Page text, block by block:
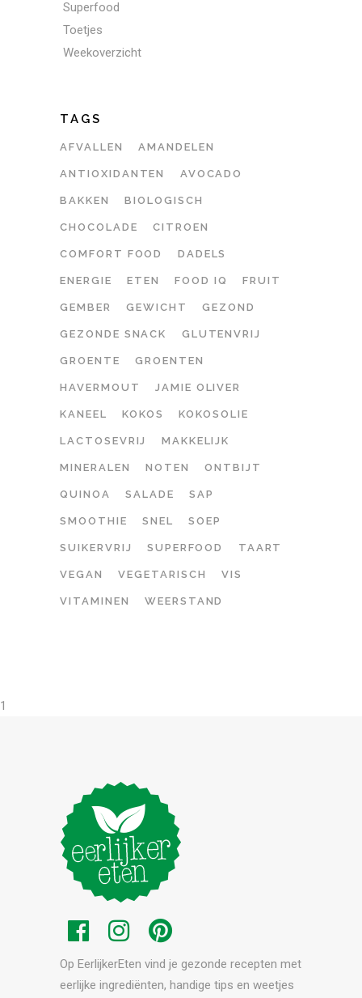
Superfood
Toetjes
Weekoverzicht
TAGS
AFVALLEN AMANDELEN
ANTIOXIDANTEN AVOCADO
BAKKEN BIOLOGISCH
CHOCOLADE CITROEN
COMFORT FOOD DADELS
ENERGIE ETEN FOOD IQ FRUIT
GEMBER GEWICHT GEZOND
GEZONDE SNACK GLUTENVRIJ
GROENTE GROENTEN
HAVERMOUT JAMIE OLIVER
KANEEL KOKOS KOKOSOLIE
LACTOSEVRIJ MAKKELIJK
MINERALEN NOTEN ONTBIJT
QUINOA SALADE SAP
SMOOTHIE SNEL SOEP
SUIKERVRIJ SUPERFOOD TAART
VEGAN VEGETARISCH VIS
VITAMINEN WEERSTAND
1
Op EerlijkerEten vind je gezonde recepten met
eerlijke ingrediënten, handige tips en weetjes